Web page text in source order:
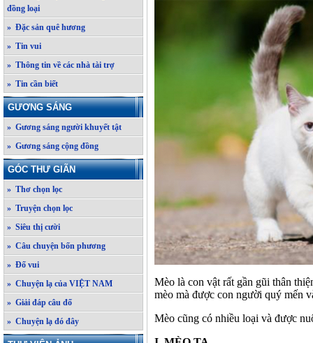
đồng loại
» Đặc sản quê hương
» Tin vui
» Thông tin về các nhà tài trợ
» Tin cần biết
GƯƠNG SÁNG
» Gương sáng người khuyết tật
» Gương sáng cộng đồng
GÓC THƯ GIÃN
» Thơ chọn lọc
» Truyện chọn lọc
» Siêu thị cười
» Câu chuyện bốn phương
» Đố vui
» Chuyện lạ của VIỆT NAM
» Giải đáp câu đố
» Chuyện lạ đó đây
Mèo là con vật rất gần gũi thân
mèo mà được con người quý mến
Mèo cũng có nhiều loại và được